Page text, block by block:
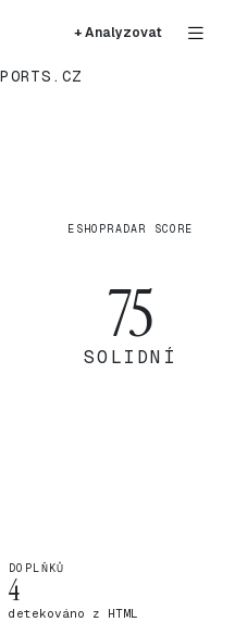
+ Analyzovat
ESHOPRADAR SCORE
75
SOLIDNÍ
DOPLŇKŮ
4
detekováno z HTML